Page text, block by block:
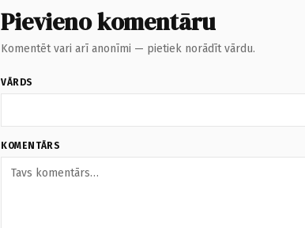
Pievieno komentāru
Komentēt vari arī anonīmi — pietiek norādīt vārdu.
VĀRDS
KOMENTĀRS